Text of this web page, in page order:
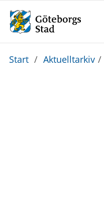
Du
Start / Aktuelltarkiv /